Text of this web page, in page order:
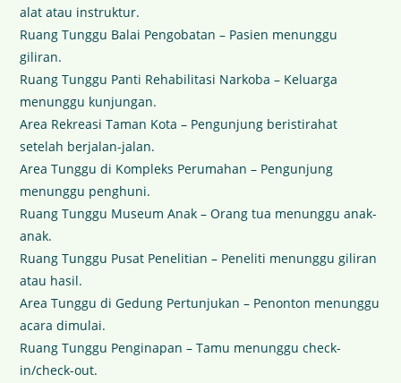
alat atau instruktur.
Ruang Tunggu Balai Pengobatan – Pasien menunggu
giliran.
Ruang Tunggu Panti Rehabilitasi Narkoba – Keluarga
menunggu kunjungan.
Area Rekreasi Taman Kota – Pengunjung beristirahat
setelah berjalan-jalan.
Area Tunggu di Kompleks Perumahan – Pengunjung
menunggu penghuni.
Ruang Tunggu Museum Anak – Orang tua menunggu anak-
anak.
Ruang Tunggu Pusat Penelitian – Peneliti menunggu giliran
atau hasil.
Area Tunggu di Gedung Pertunjukan – Penonton menunggu
acara dimulai.
Ruang Tunggu Penginapan – Tamu menunggu check-
in/check-out.